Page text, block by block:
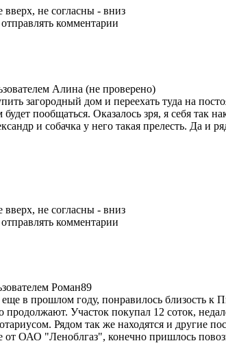
не согласны - вниз
комментарии
Алина (не проверено)
загородный дом и переехать туда на
будет пообщаться. Оказалось зря, я себя
и собачка у него такая прелесть. Да и
не согласны - вниз
комментарии
Роман89
в прошлом году, понравилось близость к
продолжают. Участок покупал 12 соток,
Рядом так же находятся и другие
ОАО "Леноблгаз", конечно пришлось